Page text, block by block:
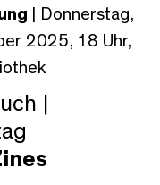
| Donnerstag,
2025, 18 Uhr,
|